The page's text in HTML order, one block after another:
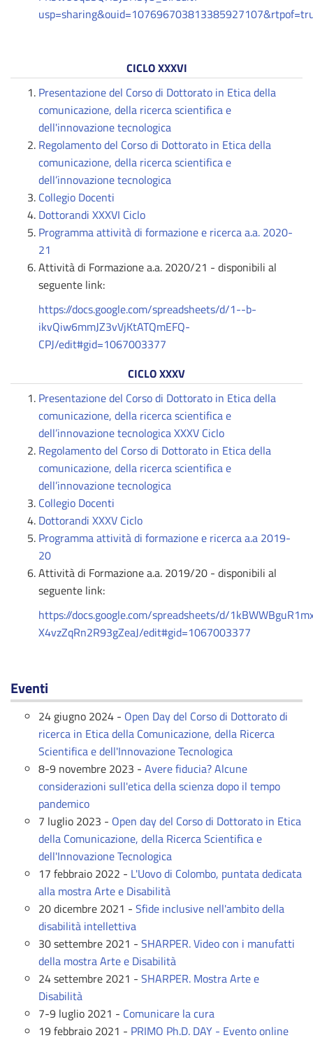
CICLO XXXVI
Presentazione del Corso di Dottorato in Etica della
comunicazione, della ricerca scientifica e
dell'innovazione tecnologica
Regolamento del Corso di Dottorato in Etica della
comunicazione, della ricerca scientifica e
dell’innovazione tecnologica
Collegio Docenti
Dottorandi XXXVI Ciclo
Programma attività di formazione e ricerca a.a. 2020-
21
Attività di Formazione a.a. 2020/21 - disponibili al
seguente link:
https://docs.google.com/spreadsheets/d/1--b-
ikvQiw6mmJZ3vVjKtATQmEFQ-
CPJ/edit#gid=1067003377
CICLO XXXV
Presentazione del Corso di Dottorato in Etica della
comunicazione, della ricerca scientifica e
dell’innovazione tecnologica XXXV Ciclo
Regolamento del Corso di Dottorato in Etica della
comunicazione, della ricerca scientifica e
dell’innovazione tecnologica
Collegio Docenti
Dottorandi XXXV Ciclo
Programma attività di formazione e ricerca a.a 2019-
20
Attività di Formazione a.a. 2019/20 - disponibili al
seguente link:
https://docs.google.com/spreadsheets/d/
X4vzZqRn2R93gZeaJ/edit#gid=1067003377
Eventi
24 giugno 2024 - Open Day del Corso di Dottorato di
ricerca in Etica della Comunicazione, della Ricerca
Scientifica e dell'Innovazione Tecnologica
8-9 novembre 2023 - Avere fiducia? Alcune
considerazioni sull'etica della scienza dopo il tempo
pandemico
7 luglio 2023 - Open day del Corso di Dottorato in Etica
della Comunicazione, della Ricerca Scientifica e
dell'Innovazione Tecnologica
17 febbraio 2022 - L'Uovo di Colombo, puntata dedicata
alla mostra Arte e Disabilità
20 dicembre 2021 - Sfide inclusive nell'ambito della
disabilità intellettiva
30 settembre 2021 - SHARPER. Video con i manufatti
della mostra Arte e Disabilità
24 settembre 2021 - SHARPER. Mostra Arte e
Disabilità
7-9 luglio 2021 - Comunicare la cura
19 febbraio 2021 - PRIMO Ph.D. DAY - Evento online